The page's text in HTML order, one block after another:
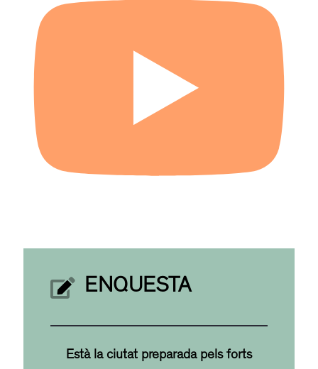
ENQUESTA
Està la ciutat preparada pels forts